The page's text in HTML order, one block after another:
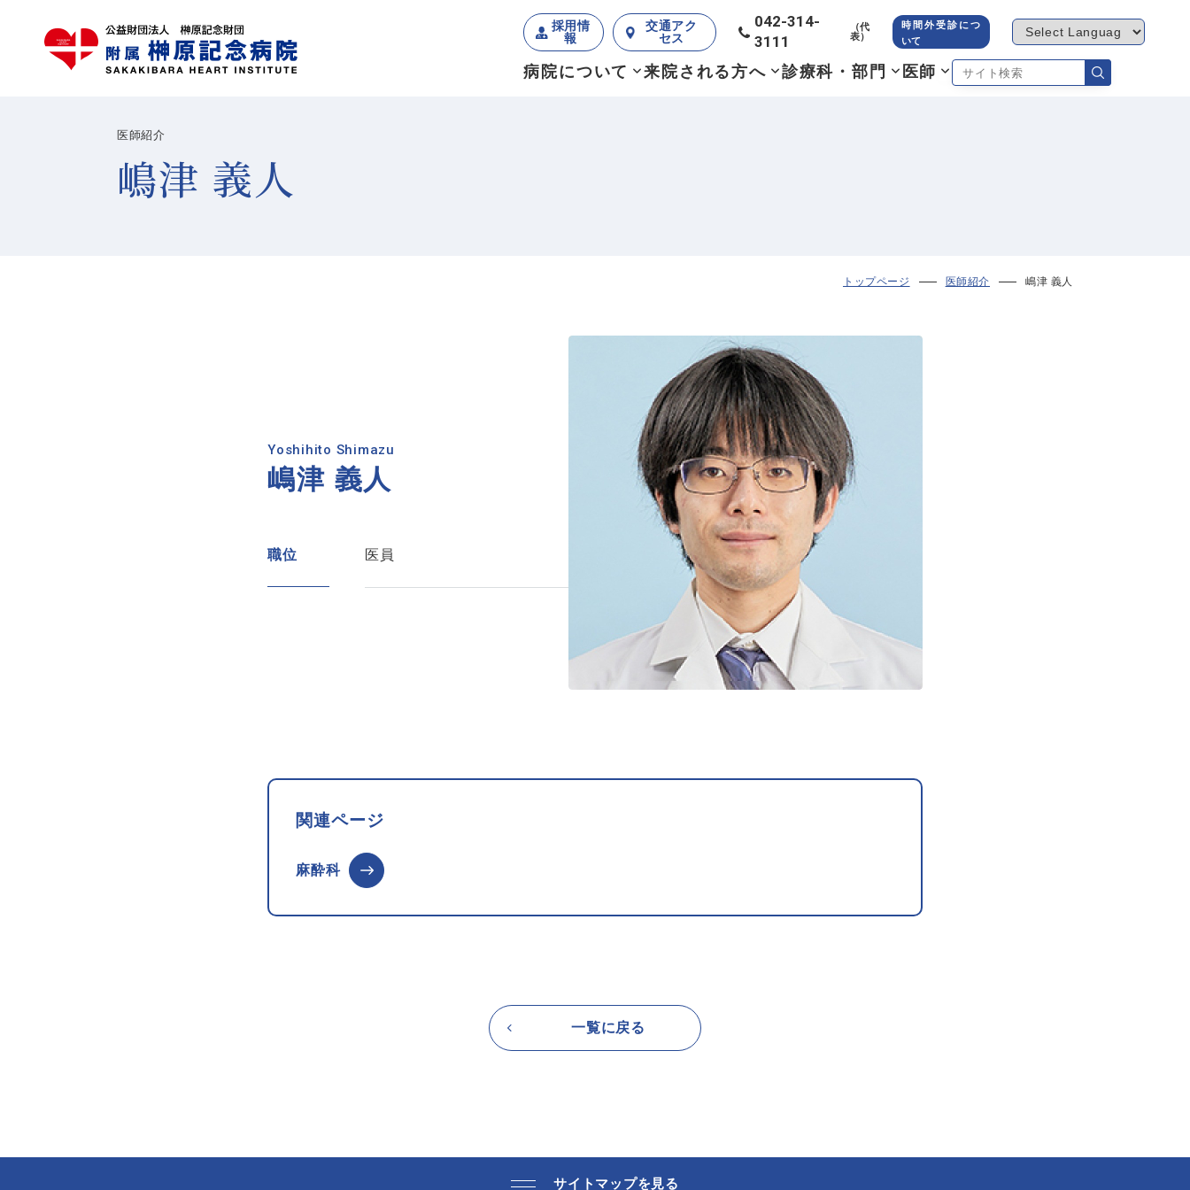
採用情
報
交通アク
セス
042-314-
3111
（代
表）
時間外受診につ
いて
病院について 来院される方へ 診療科・部門 医師
医師紹介
嶋津 義人
トップページ 医師紹介 嶋津 義人
Yoshihito Shimazu
嶋津 義人
職位 医員
関連ページ
麻酔科
一覧に戻る
サイトマップを見る